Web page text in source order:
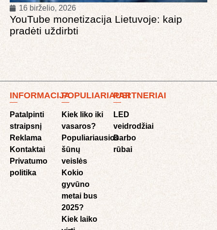
16 birželio, 2026
YouTube monetizacija Lietuvoje: kaip
pradėti uždirbti
INFORMACIJA
Patalpinti
straipsnį
Reklama
Kontaktai
Privatumo
politika
POPULIARIAUSI
Kiek liko iki
vasaros?
Populiariausios
šūnų
veislės
Kokio
gyvūno
metai bus
2025?
Kiek laiko
PARTNERIAI
LED
veidrodžiai
Darbo
rūbai